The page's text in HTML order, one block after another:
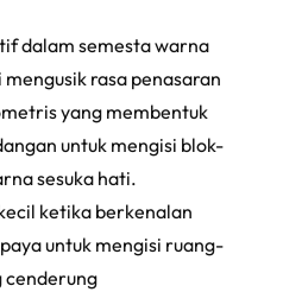
dalam semesta warna
rasa penasaran
yang membentuk
untuk mengisi blok-
sesuka hati.
ketika berkenalan
untuk mengisi ruang-
cenderung